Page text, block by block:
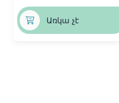
Առկա չէ